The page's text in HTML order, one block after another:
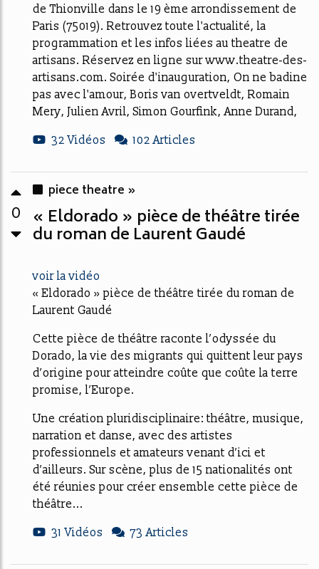
de Thionville dans le 19 ème arrondissement de
Paris (75019). Retrouvez toute l'actualité, la
programmation et les infos liées au theatre de
artisans. Réservez en ligne sur www.theatre-des-
artisans.com. Soirée d'inauguration, On ne badine
pas avec l'amour, Boris van overtveldt, Romain
Mery, Julien Avril, Simon Gourfink, Anne Durand,
32 Vidéos
102 Articles
0
piece theatre »
« Eldorado » pièce de théâtre tirée
du roman de Laurent Gaudé
voir la vidéo
« Eldorado » pièce de théâtre tirée du roman de
Laurent Gaudé
Cette pièce de théâtre raconte l’odyssée du
Dorado, la vie des migrants qui quittent leur pays
d’origine pour atteindre coûte que coûte la terre
promise, l’Europe.
Une création pluridisciplinaire: théâtre, musique,
narration et danse, avec des artistes
professionnels et amateurs venant d’ici et
d’ailleurs. Sur scène, plus de 15 nationalités ont
été réunies pour créer ensemble cette pièce de
théâtre...
31 Vidéos
73 Articles